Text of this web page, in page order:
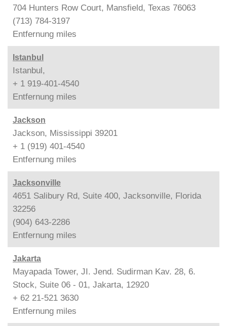
704 Hunters Row Court, Mansfield, Texas 76063
(713) 784-3197
Entfernung miles
Istanbul
Istanbul,
+ 1 919-401-4540
Entfernung miles
Jackson
Jackson, Mississippi 39201
+ 1 (919) 401-4540
Entfernung miles
Jacksonville
4651 Salibury Rd, Suite 400, Jacksonville, Florida
32256
(904) 643-2286
Entfernung miles
Jakarta
Mayapada Tower, JI. Jend. Sudirman Kav. 28, 6.
Stock, Suite 06 - 01, Jakarta, 12920
+ 62 21-521 3630
Entfernung miles